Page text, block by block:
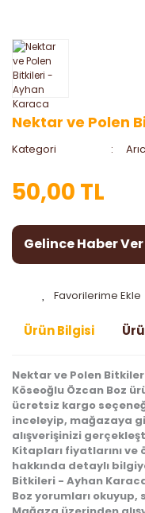
Nektar ve Polen
Kategori
50,00 TL
Gelince Haber Ver
Ürün Bilgisi
Nektar ve Polen
Köseoğlu Özcan Boz
ücretsiz kargo
inceleyip, mağazaya
alışverişinizi
Kitapları fiyatlarını
hakkında detaylı
Bitkileri - Ayhan
Boz yorumları okuyup,